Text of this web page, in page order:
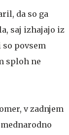
da so ga
saj izhajajo iz
povsem
sploh ne
v zadnjem